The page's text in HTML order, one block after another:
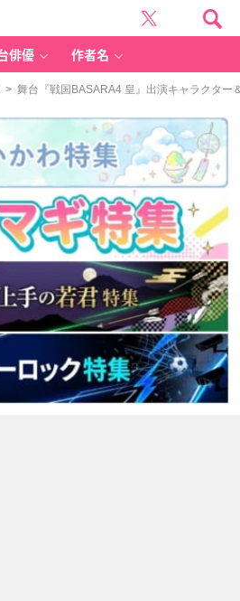
俳優 作者名
> 舞台『戦国BASARA4 皇』出演キャラクター